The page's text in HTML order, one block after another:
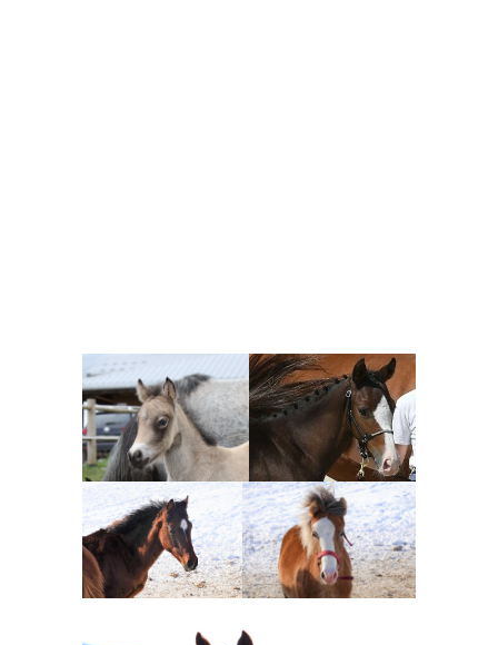
6 ans et plus
conservé à
l'élevage **
Louise PICOT
conservé à
l'élevage **
Poney Français
de selle
Louise PICOT
5 ans Origine
Constatée
Poulinière
Louise PICOT
5 ans Origine
Constatée
Louise PICOT